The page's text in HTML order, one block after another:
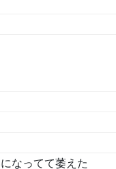
なってて萎えた